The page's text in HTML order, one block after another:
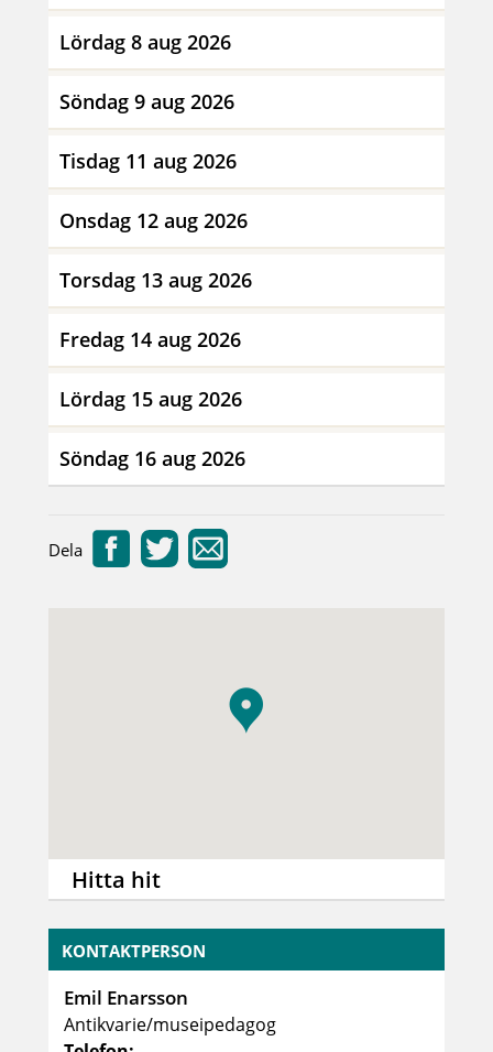
Lördag 8 aug 2026
Söndag 9 aug 2026
Tisdag 11 aug 2026
Onsdag 12 aug 2026
Torsdag 13 aug 2026
Fredag 14 aug 2026
Lördag 15 aug 2026
Söndag 16 aug 2026
Dela
Hitta hit
KONTAKTPERSON
Emil Enarsson
Antikvarie/museipedagog